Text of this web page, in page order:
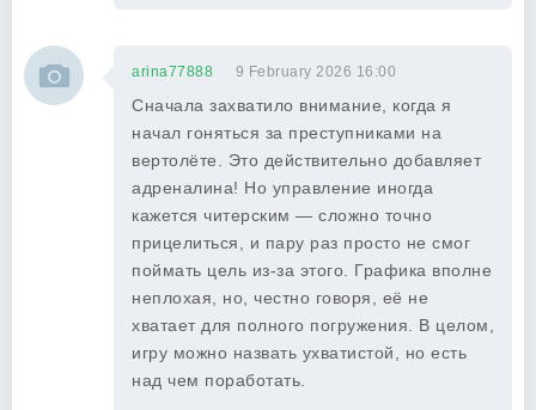
arina77888 9 February 2026 16:00
Сначала захватило внимание, когда я
начал гоняться за преступниками на
вертолёте. Это действительно добавляет
адреналина! Но управление иногда
кажется читерским — сложно точно
прицелиться, и пару раз просто не смог
поймать цель из-за этого. Графика вполне
неплохая, но, честно говоря, её не
хватает для полного погружения. В целом,
игру можно назвать ухватистой, но есть
над чем поработать.